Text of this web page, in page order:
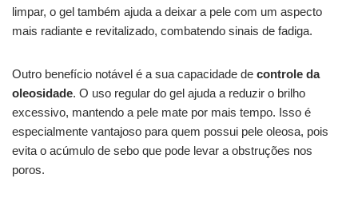
limpar, o gel também ajuda a deixar a pele com um aspecto
mais radiante e revitalizado, combatendo sinais de fadiga.
Outro benefício notável é a sua capacidade de controle da
oleosidade. O uso regular do gel ajuda a reduzir o brilho
excessivo, mantendo a pele mate por mais tempo. Isso é
especialmente vantajoso para quem possui pele oleosa, pois
evita o acúmulo de sebo que pode levar a obstruções nos
poros.